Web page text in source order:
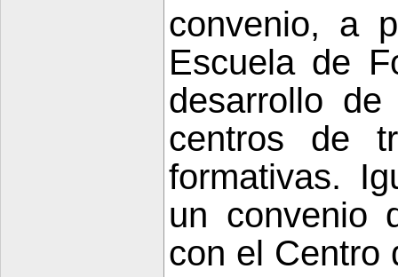
convenio, a
Escuelade
desarrollo
centros de
formativas.
un convenio
con el Centro